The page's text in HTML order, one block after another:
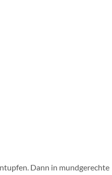
Dann in mundgerechte